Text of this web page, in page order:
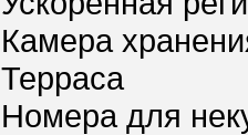
Камера
Терраса
Номера для